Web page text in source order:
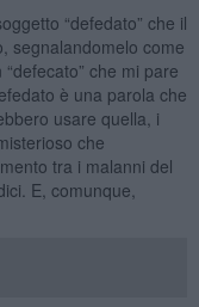
“defedato” che il
segnalandomelo come
che mi pare
è una parola che
usare quella, i
che
tra i malanni del
E, comunque,